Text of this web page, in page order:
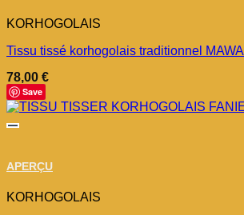
KORHOGOLAIS
Tissu tissé korhogolais traditionnel MAWA
78,00 €
Save
APERÇU
KORHOGOLAIS